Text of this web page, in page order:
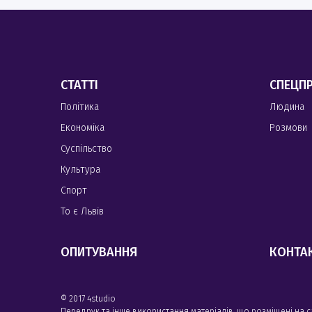
СТАТТІ
Політика
Економіка
Суспільство
Культура
Спорт
То є Львів
Людина
Розмови
ОПИТУВАННЯ
© 2017 4studio